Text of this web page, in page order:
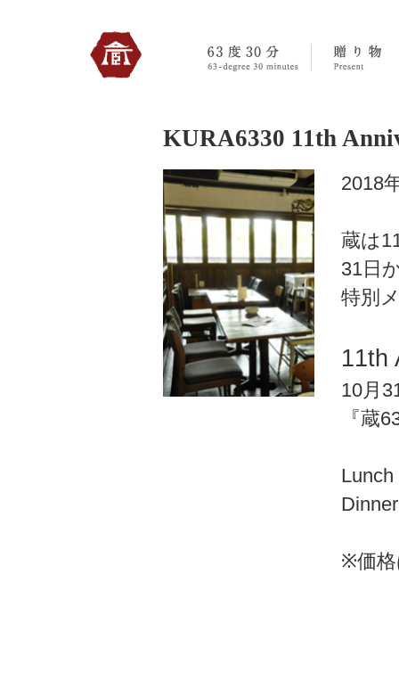
KURA6330 11th
2018
蔵は
31日
特別
11th
10月
『蔵
※価格